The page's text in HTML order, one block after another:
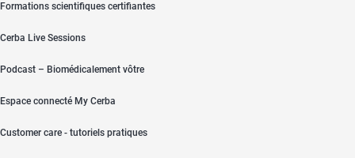
Formations scientifiques certifiantes
Cerba Live Sessions
Podcast – Biomédicalement vôtre
Espace connecté My Cerba
Customer care - tutoriels pratiques